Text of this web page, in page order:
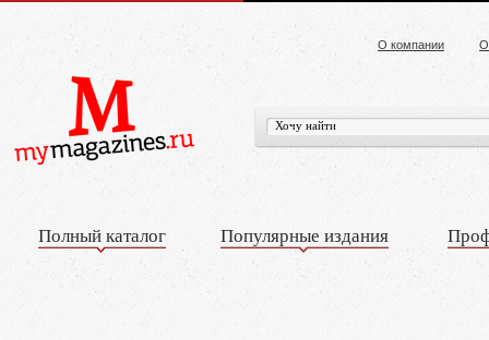
О компании
Полный каталог Популярные издания